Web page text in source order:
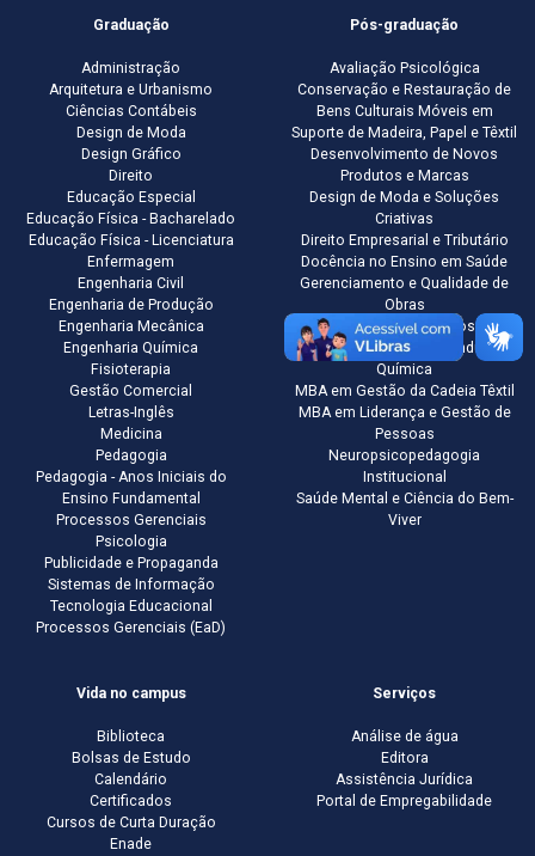
Graduação
Administração
Arquitetura e Urbanismo
Ciências Contábeis
Design de Moda
Design Gráfico
Direito
Educação Especial
Educação Física - Bacharelado
Educação Física - Licenciatura
Enfermagem
Engenharia Civil
Engenharia de Produção
Engenharia Mecânica
Engenharia Química
Fisioterapia
Gestão Comercial
Letras-Inglês
Medicina
Pedagogia
Pedagogia - Anos Iniciais do
Ensino Fundamental
Processos Gerenciais
Psicologia
Publicidade e Propaganda
Sistemas de Informação
Tecnologia Educacional
Processos Gerenciais (EaD)
Pós-graduação
Avaliação Psicológica
Conservação e Restauração de
Bens Culturais Móveis em
Suporte de Madeira, Papel e Têxtil
Desenvolvimento de Novos
Produtos e Marcas
Design de Moda e Soluções
Criativas
Direito Empresarial e Tributário
Docência no Ensino em Saúde
Gerenciamento e Qualidade de
Obras
Gestão de Negócios
Gestão e Qualidade na Indústria
Química
MBA em Gestão da Cadeia Têxtil
MBA em Liderança e Gestão de
Pessoas
Neuropsicopedagogia
Institucional
Saúde Mental e Ciência do Bem-
Viver
Vida no campus
Biblioteca
Bolsas de Estudo
Calendário
Certificados
Cursos de Curta Duração
Enade
Serviços
Análise de água
Editora
Assistência Jurídica
Portal de Empregabilidade